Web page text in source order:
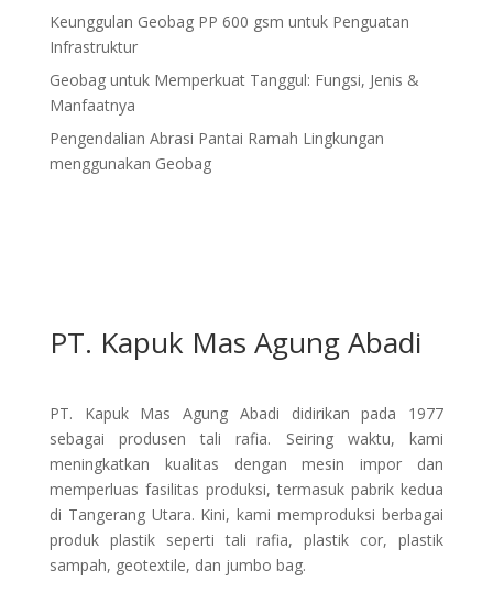
Keunggulan Geobag PP 600 gsm untuk Penguatan
Infrastruktur
Geobag untuk Memperkuat Tanggul: Fungsi, Jenis &
Manfaatnya
Pengendalian Abrasi Pantai Ramah Lingkungan
menggunakan Geobag
PT. Kapuk Mas Agung Abadi
PT. Kapuk Mas Agung Abadi didirikan pada 1977
sebagai produsen tali rafia. Seiring waktu, kami
meningkatkan kualitas dengan mesin impor dan
memperluas fasilitas produksi, termasuk pabrik kedua
di Tangerang Utara. Kini, kami memproduksi berbagai
produk plastik seperti tali rafia, plastik cor, plastik
sampah, geotextile, dan jumbo bag.